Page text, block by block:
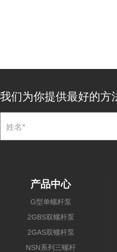
我们为你提供最好的方
产品中心
G型单螺杆泵
2GBS双螺杆泵
2GAS双螺杆泵
NSN系列三螺杆